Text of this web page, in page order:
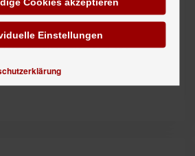
sowie die Studie „Project
the rise and interconnectivity of
erhalten Sie aufdieser
Einstellungen